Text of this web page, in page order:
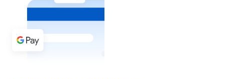
Achetez des cryptomonnaies en espèces et d'autres
Acheter avec espèces
Virement SEPA